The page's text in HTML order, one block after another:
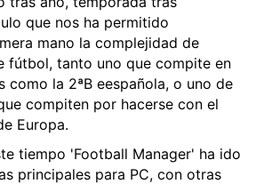
que nos ha permitido
mano la complejidad de
fútbol, tanto uno que compite en
como la 2ªB eespañola, o uno de
compiten por hacerse con el
Europa.
tiempo 'Football Manager' ha ido
principales para PC, con otras